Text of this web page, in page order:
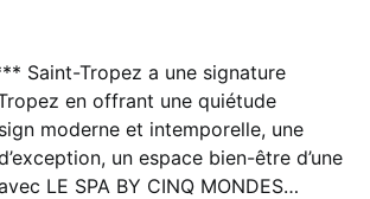
Saint-Tropez a une signature
en offrant une quiétude
moderne et intemporelle, une
un espace bien-être d’une
LE SPA BY CINQ MONDES…